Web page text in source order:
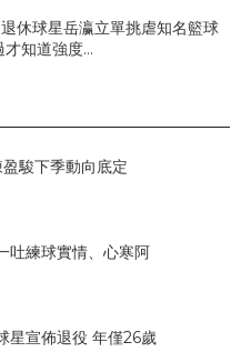
休球星岳瀛立單挑虐知名籃球
知道強度...
駿下季動向底定
吐練球實情、心寒阿
星宣佈退役 年僅26歲